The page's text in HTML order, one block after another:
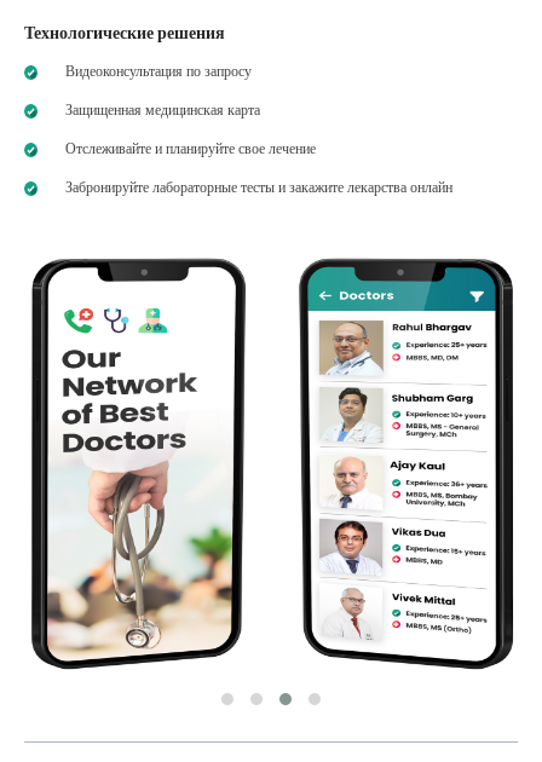
Технологические решения
Видеоконсультация по запросу
Защищенная медицинская карта
Отслеживайте и планируйте свое лечение
Забронируйте лабораторные тесты и закажите лекарства онлайн